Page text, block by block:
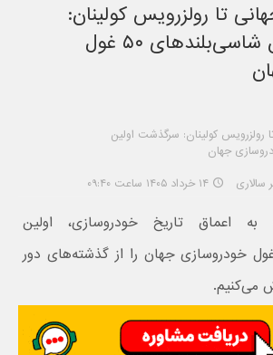
تا رولزرویس کولینان:
سرگذشت اولین شاسی‌بلندهای ۵۰ غول
رولزرویس کولینان: سرگذشت اولین
۱۴ خرداد ۱۴۰۵ ساعت ۰۹:۴۰
اعماق تاریخ خودروسازی، اولین
۵۰ غول خودروسازی جهان را از گذشته‌های دور
می‌کنیم.